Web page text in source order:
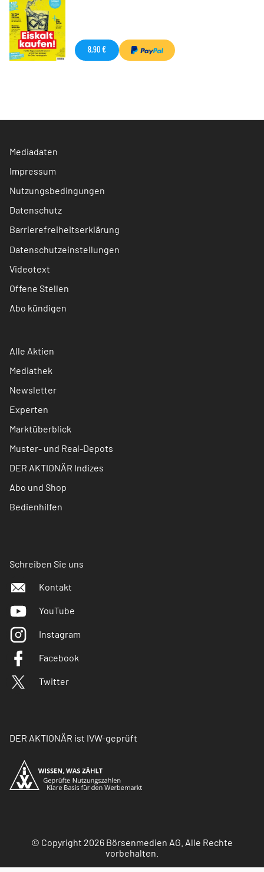
8,90 €
Mediadaten
Impressum
Nutzungsbedingungen
Datenschutz
Barrierefreiheitserklärung
Datenschutzeinstellungen
Videotext
Offene Stellen
Abo kündigen
Alle Aktien
Mediathek
Newsletter
Experten
Marktüberblick
Muster- und Real-Depots
DER AKTIONÄR Indizes
Abo und Shop
Bedienhilfen
Schreiben Sie uns
Kontakt
YouTube
Instagram
Facebook
Twitter
DER AKTIONÄR ist IVW-geprüft
© Copyright 2026 Börsenmedien AG. Alle Rechte
vorbehalten.